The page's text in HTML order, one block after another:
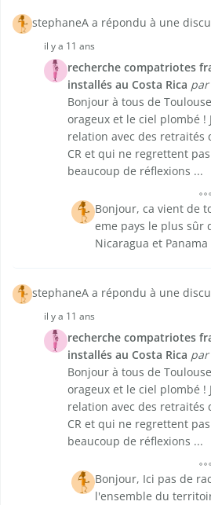
stephaneA a répondu à une
il y a 11 ans
recherche compatriotes
installés au Costa Rica par
Bonjour à tous de
orageux et le ciel plombé !
relation avec des retraités
CR et qui ne regrettent
beaucoup de réflexions ...
Bonjour, ca vient de
eme pays le plus sûr
Nicaragua et Panama
stephaneA a répondu à une
il y a 11 ans
recherche compatriotes
installés au Costa Rica par
Bonjour à tous de
orageux et le ciel plombé !
relation avec des retraités
CR et qui ne regrettent
beaucoup de réflexions ...
Bonjour, Ici pas de
l'ensemble du